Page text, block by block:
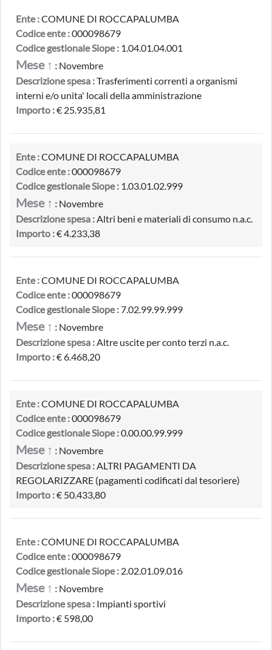
Ente :COMUNE DI ROCCAPALUMBA
Codice ente :000098679
Codice gestionale Siope : 1.04.01.04.001
Mese ↑ : Novembre
Descrizione spesa :Trasferimenti correnti a organismi
interni e/o unita' locali della amministrazione
Importo :€ 25.935,81
Ente :COMUNE DI ROCCAPALUMBA
Codice ente :000098679
Codice gestionale Siope : 1.03.01.02.999
Mese ↑ : Novembre
Descrizione spesa :Altri beni e materiali di consumo n.a.c.
Importo :€ 4.233,38
Ente :COMUNE DI ROCCAPALUMBA
Codice ente :000098679
Codice gestionale Siope :7.02.99.99.999
Mese ↑ : Novembre
Descrizione spesa :Altre uscite per conto terzi n.a.c.
Importo :€ 6.468,20
Ente :COMUNE DI ROCCAPALUMBA
Codice ente :000098679
Codice gestionale Siope :0.00.00.99.999
Mese ↑ : Novembre
Descrizione spesa :ALTRI PAGAMENTI DA
REGOLARIZZARE (pagamenti codificati dal tesoriere)
Importo :€ 50.433,80
Ente :COMUNE DI ROCCAPALUMBA
Codice ente :000098679
Codice gestionale Siope : 2.02.01.09.016
Mese ↑ : Novembre
Descrizione spesa : Impianti sportivi
Importo :€ 598,00